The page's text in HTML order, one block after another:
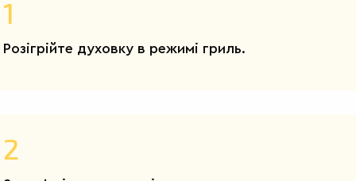
1
Розігрійте духовку в режимі гриль.
2